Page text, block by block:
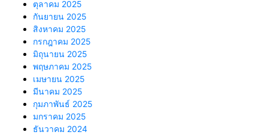
ตุลาคม 2025
กันยายน 2025
สิงหาคม 2025
กรกฎาคม 2025
มิถุนายน 2025
พฤษภาคม 2025
เมษายน 2025
มีนาคม 2025
กุมภาพันธ์ 2025
มกราคม 2025
ธันวาคม 2024